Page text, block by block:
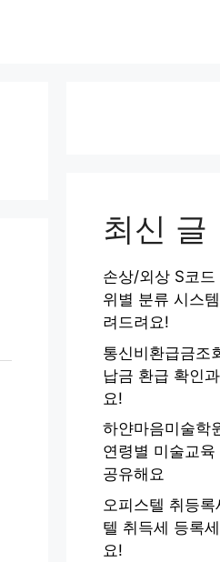
최신 글
손상/외상 S코
위별 분류 시스
려드려요!
통신비환급금조
납금 환급 확인
요!
하얀마음미술학
연령별 미술교
공유해요
오피스텔 취등
텔 취득세 등록
요!